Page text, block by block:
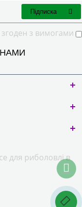
згоден з вимогами
Підписка
НАМИ
для риболовлі в